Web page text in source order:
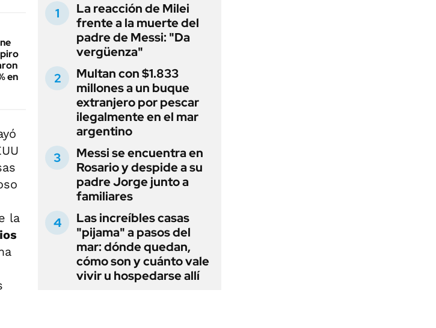
en
la
La reacción de Milei
frente a la muerte del
padre de Messi: "Da
vergüenza"
Multan con $1.833
millones a un buque
extranjero por pescar
ilegalmente en el mar
argentino
Messi se encuentra en
Rosario y despide a su
padre Jorge junto a
familiares
Las increíbles casas
"pijama" a pasos del
mar: dónde quedan,
cómo son y cuánto vale
vivir u hospedarse allí